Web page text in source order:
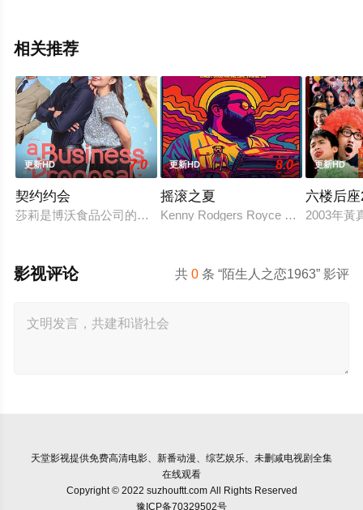
相关推荐
更新HD 7.0
契约约会
莎莉是博沃食品公司的食品分析师，如今陷入财务困境，她答
更新HD 8.0
摇滚之夏
Kenny Rodgers Royce honors his
更新HD
六楼后
2003年黃
共0 条 “陌生人之恋1963” 影评
影视评论
天堂影视提供免费高清电影、新番动漫、综艺娱乐、未删减电视剧全集
在线观看
Copyright © 2022 suzhouftt.com All Rights Reserved
豫ICP备70329502号